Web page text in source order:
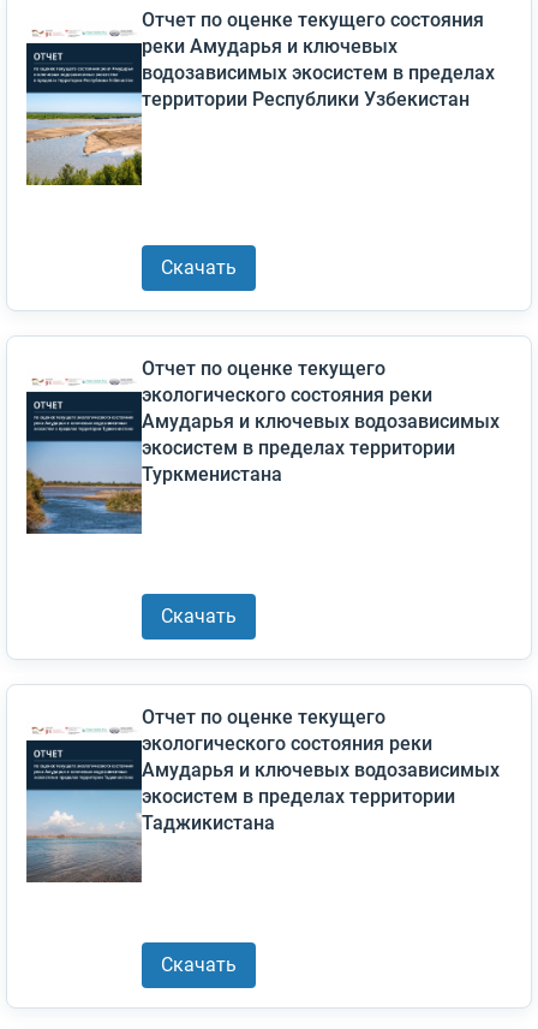
Отчет по оценке текущего состояния
реки Амударья и ключевых
водозависимых экосистем в пределах
территории Республики Узбекистан
Скачать
Отчет по оценке текущего
экологического состояния реки
Амударья и ключевых водозависимых
экосистем в пределах территории
Туркменистана
Скачать
Отчет по оценке текущего
экологического состояния реки
Амударья и ключевых водозависимых
экосистем в пределах территории
Таджикистана
Скачать